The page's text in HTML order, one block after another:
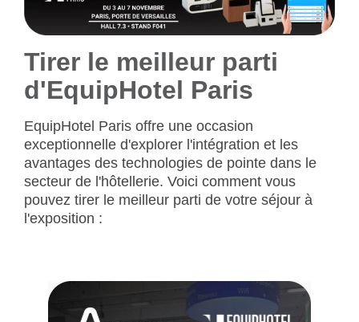
Tirer le meilleur parti
d'EquipHotel Paris
EquipHotel Paris offre une occasion
exceptionnelle d'explorer l'intégration et les
avantages des technologies de pointe dans le
secteur de l'hôtellerie. Voici comment vous
pouvez tirer le meilleur parti de votre séjour à
l'exposition :